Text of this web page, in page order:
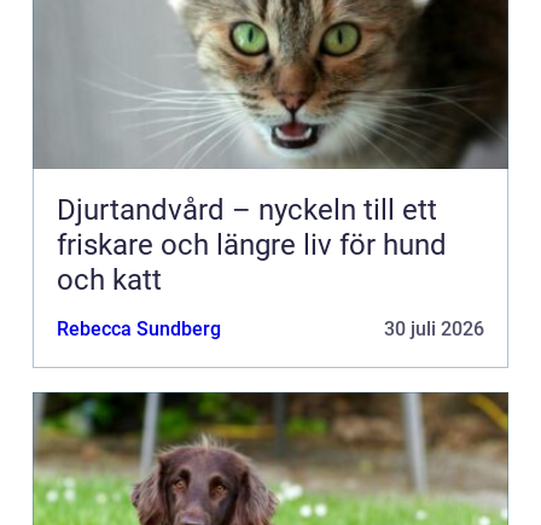
Djurtandvård – nyckeln till ett
friskare och längre liv för hund
och katt
Rebecca Sundberg 30 juli 2026